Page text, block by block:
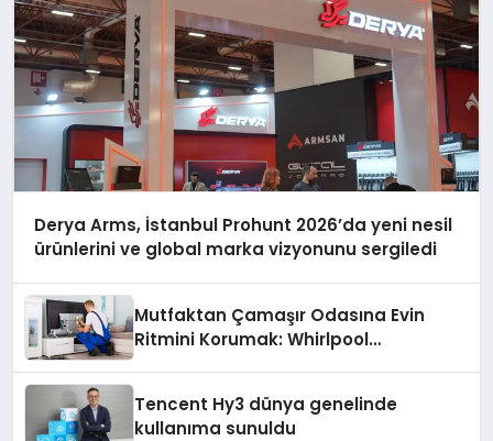
Derya Arms, İstanbul Prohunt 2026’da yeni nesil
ürünlerini ve global marka vizyonunu sergiledi
Mutfaktan Çamaşır Odasına Evin
Ritmini Korumak: Whirlpool
Tencent Hy3 dünya genelinde
kullanıma sunuldu